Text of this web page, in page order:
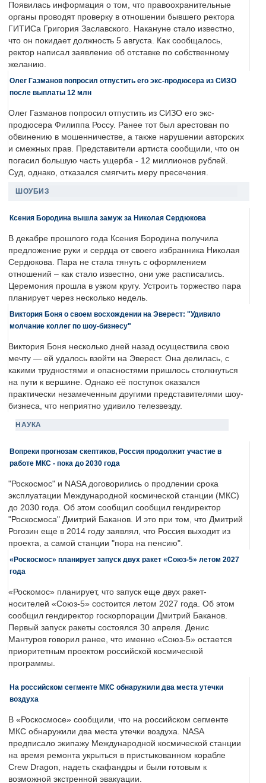
Появилась информация о том, что правоохранительные
органы проводят проверку в отношении бывшего ректора
ГИТИСа Григория Заславского. Накануне стало известно,
что он покидает должность 5 августа. Как сообщалось,
ректор написал заявление об отставке по собственному
желанию.
Олег Газманов попросил отпустить его экс-продюсера из СИЗО
после выплаты 12 млн
Олег Газманов попросил отпустить из СИЗО его экс-
продюсера Филиппа Россу. Ранее тот был арестован по
обвинению в мошенничестве, а также нарушении авторских
и смежных прав. Представители артиста сообщили, что он
погасил большую часть ущерба - 12 миллионов рублей.
Суд, однако, отказался смягчить меру пресечения.
ШОУБИЗ
Ксения Бородина вышла замуж за Николая Сердюкова
В декабре прошлого года Ксения Бородина получила
предложение руки и сердца от своего избранника Николая
Сердюкова. Пара не стала тянуть с оформлением
отношений – как стало известно, они уже расписались.
Церемония прошла в узком кругу. Устроить торжество пара
планирует через несколько недель.
Виктория Боня о своем восхождении на Эверест: "Удивило
молчание коллег по шоу-бизнесу"
Виктория Боня несколько дней назад осуществила свою
мечту — ей удалось взойти на Эверест. Она делилась, с
какими трудностями и опасностями пришлось столкнуться
на пути к вершине. Однако её поступок оказался
практически незамеченным другими представителями шоу-
бизнеса, что неприятно удивило телезвезду.
НАУКА
Вопреки прогнозам скептиков, Россия продолжит участие в
работе МКС - пока до 2030 года
"Роскосмос" и NASA договорились о продлении срока
эксплуатации Международной космической станции (МКС)
до 2030 года. Об этом сообщил сообщил гендиректор
"Роскосмоса" Дмитрий Баканов. И это при том, что Дмитрий
Рогозин еще в 2014 году заявлял, что Россия выходит из
проекта, а самой станции "пора на пенсию".
«Роскосмос» планирует запуск двух ракет «Союз-5» летом 2027
года
«Роскомос» планирует, что запуск еще двух ракет-
носителей «Союз-5» состоится летом 2027 года. Об этом
сообщил гендиректор госкорпорации Дмитрий Баканов.
Первый запуск ракеты состоялся 30 апреля. Денис
Мантуров говорил ранее, что именно «Союз-5» остается
приоритетным проектом российской космической
программы.
На российском сегменте МКС обнаружили два места утечки
воздуха
В «Роскосмосе» сообщили, что на российском сегменте
МКС обнаружили два места утечки воздуха. NASA
предписало экипажу Международной космической станции
на время ремонта укрыться в пристыкованном корабле
Crew Dragon, надеть скафандры и были готовым к
возможной экстренной эвакуации.